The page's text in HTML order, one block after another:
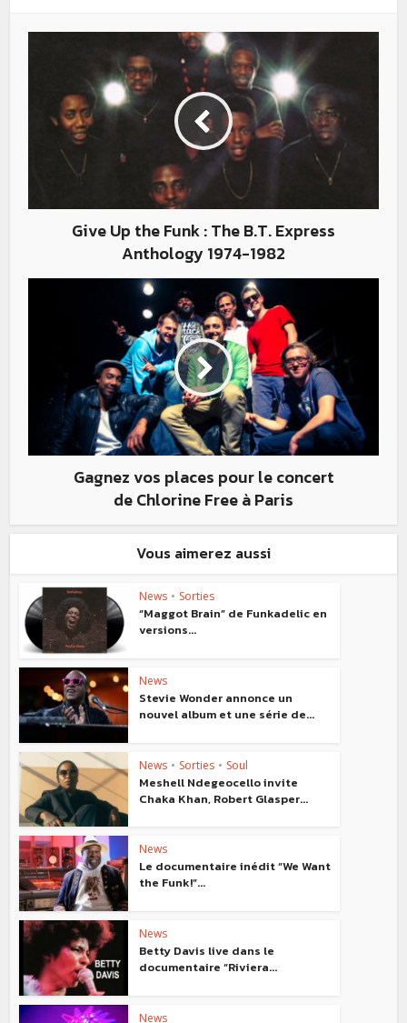
Give Up the Funk : The B.T. Express
Anthology 1974-1982
Gagnez vos places pour le concert
de Chlorine Free à Paris
Vous aimerez aussi
News • Sorties
“Maggot Brain” de Funkadelic en
versions...
News
Stevie Wonder annonce un
nouvel album et une série de...
News • Sorties • Soul
Meshell Ndegeocello invite
Chaka Khan, Robert Glasper...
News
Le documentaire inédit “We Want
the Funk!”...
News
Betty Davis live dans le
documentaire “Riviera...
News